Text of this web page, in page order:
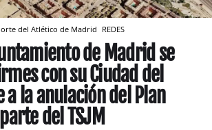
del Atlético de Madrid REDES
de Madrid se
con su Ciudad del
a la anulación del Plan
del TSJM